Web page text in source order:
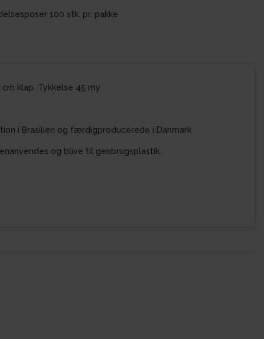
100 stk. pr. pakke
klap. Tykkelse 45 my.
i Brasilien og færdigproducerede i Danmark.
og blive til genbrugsplastik.